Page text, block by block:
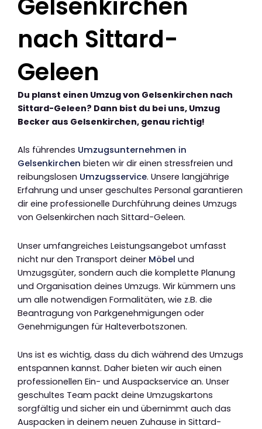
nach Sittard-
Geleen
Du planst einen Umzug von Gelsenkirchen nach
Sittard-Geleen? Dann bist du bei uns, Umzug
Becker aus Gelsenkirchen, genau richtig!
Als führendes Umzugsunternehmen in
Gelsenkirchen bieten wir dir einen stressfreien und
reibungslosen Umzugsservice. Unsere langjährige
Erfahrung und unser geschultes Personal garantieren
dir eine professionelle Durchführung deines Umzugs
von Gelsenkirchen nach Sittard-Geleen.
Unser umfangreiches Leistungsangebot umfasst
nicht nur den Transport deiner Möbel und
Umzugsgüter, sondern auch die komplette Planung
und Organisation deines Umzugs. Wir kümmern uns
um alle notwendigen Formalitäten, wie z.B. die
Beantragung von Parkgenehmigungen oder
Genehmigungen für Halteverbotszonen.
Uns ist es wichtig, dass du dich während des Umzugs
entspannen kannst. Daher bieten wir auch einen
professionellen Ein- und Auspackservice an. Unser
geschultes Team packt deine Umzugskartons
sorgfältig und sicher ein und übernimmt auch das
Auspacken in deinem neuen Zuhause in Sittard-